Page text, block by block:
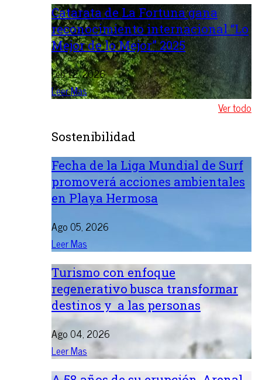
Catarata de La Fortuna gana
reconocimiento internacional “Lo
Mejor de lo Mejor” 2025
Feb 12, 2026
Leer Mas
Ver todo
Sostenibilidad
Fecha de la Liga Mundial de Surf
promoverá acciones ambientales
en Playa Hermosa
Ago 05, 2026
Leer Mas
Turismo con enfoque
regenerativo busca transformar
destinos y a las personas
Ago 04, 2026
Leer Mas